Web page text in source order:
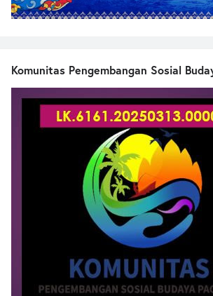
Komunitas Pengembangan Sosial